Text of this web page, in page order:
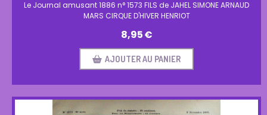
Le Journal amusant 1886 n° 1573 FILS de JAHEL SIMONE ARNAUD
MARS CIRQUE D'HIVER HENRIOT
8,95€
AJOUTER AU PANIER